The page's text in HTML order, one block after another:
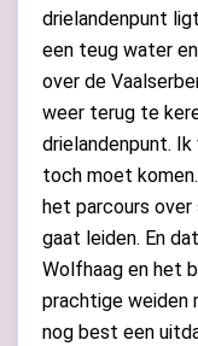
drielandenpunt
een teug water en
over de
weer terug te
drielandenpunt.
toch moet
het parcours
gaat leiden. En
Wolfhaag en het
prachtige weiden
nog best een